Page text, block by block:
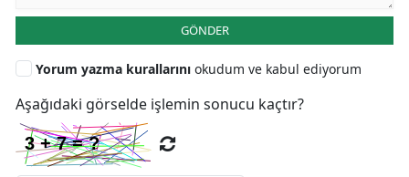
GÖNDER
Yorum yazma kurallarını okudum ve kabul ediyorum
Aşağıdaki görselde işlemin sonucu kaçtır?